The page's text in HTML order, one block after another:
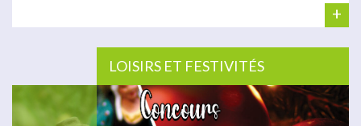
+
LOISIRS ET FESTIVITÉS